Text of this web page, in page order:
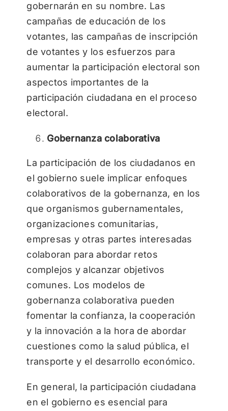
gobernarán en su nombre. Las
campañas de educación de los
votantes, las campañas de inscripción
de votantes y los esfuerzos para
aumentar la participación electoral son
aspectos importantes de la
participación ciudadana en el proceso
electoral.
Gobernanza colaborativa
La participación de los ciudadanos en
el gobierno suele implicar enfoques
colaborativos de la gobernanza, en los
que organismos gubernamentales,
organizaciones comunitarias,
empresas y otras partes interesadas
colaboran para abordar retos
complejos y alcanzar objetivos
comunes. Los modelos de
gobernanza colaborativa pueden
fomentar la confianza, la cooperación
y la innovación a la hora de abordar
cuestiones como la salud pública, el
transporte y el desarrollo económico.
En general, la participación ciudadana
en el gobierno es esencial para